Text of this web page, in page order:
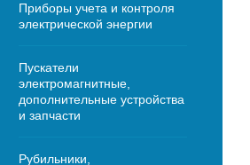
Приборы учета и контроля
электрической энергии
Пускатели
электромагнитные,
дополнительные устройства
и запчасти
Рубильники,